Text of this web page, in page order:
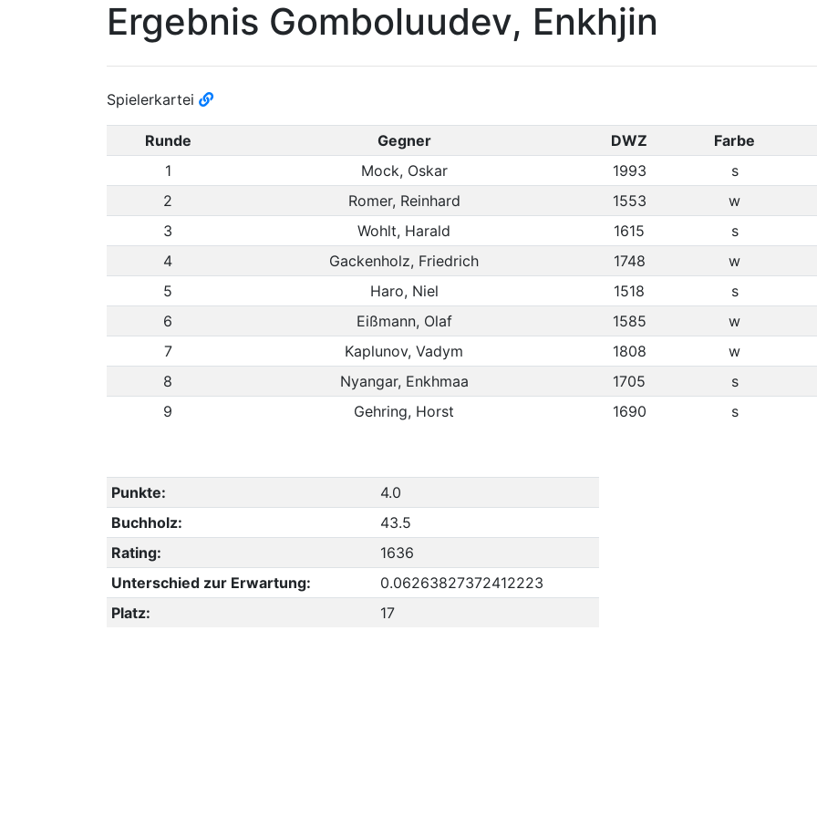
Ergebnis Gomboluudev, Enkhjin
Spielerkartei
Runde Gegner DWZ Farbe
1
Mock, Oskar 1993 s
2
Romer, Reinhard 1553 w
3
Wohlt, Harald 1615 s
4
Gackenholz, Friedrich 1748 w
5
Haro, Niel 1518 s
6
Eißmann, Olaf 1585 w
7
Kaplunov, Vadym 1808 w
8
Nyangar, Enkhmaa 1705 s
9
Gehring, Horst 1690 s
Punkte:
4.0
Buchholz:
43.5
Rating:
1636
Unterschied zur Erwartung:
0.06263827372412223
Platz:
17